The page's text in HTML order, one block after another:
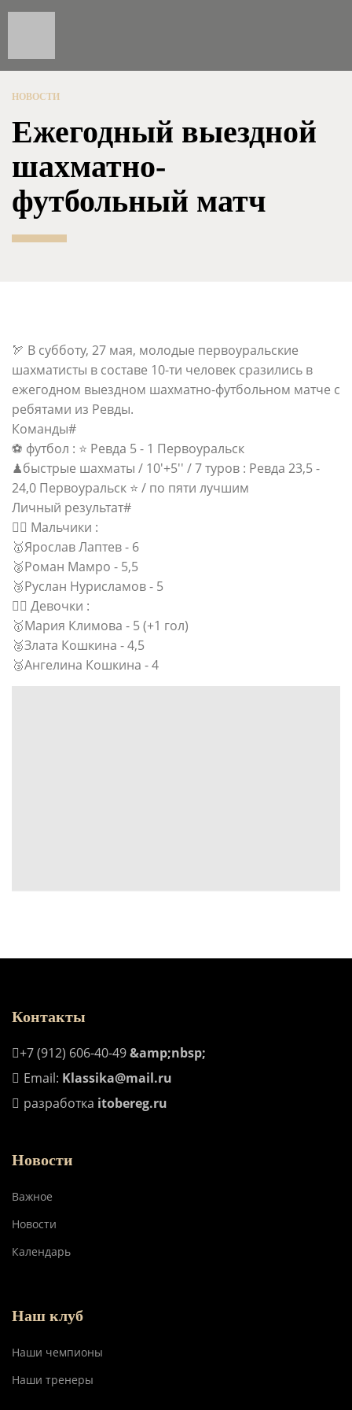
НОВОСТИ
Ежегодный выездной
шахматно-
футбольный матч
🏹 В субботу, 27 мая, молодые первоуральские
шахматисты в составе 10-ти человек сразились в
ежегодном выездном шахматно-футбольном матче с
ребятами из Ревды.
Команды#
⚽ футбол : ⭐ Ревда 5 - 1 Первоуральск
♟быстрые шахматы / 10'+5'' / 7 туров : Ревда 23,5 -
24,0 Первоуральск ⭐ / по пяти лучшим
Личный результат#
🏃‍♂ Мальчики :
🥇Ярослав Лаптев - 6
🥈Роман Мамро - 5,5
🥉Руслан Нурисламов - 5
🏃‍♀ Девочки :
🥇Мария Климова - 5 (+1 гол)
🥈Злата Кошкина - 4,5
🥉Ангелина Кошкина - 4
Контакты
+7 (912) 606-40-49&amp;nbsp;
Email: Klassika@mail.ru
разработка itobereg.ru
Новости
Важное
Новости
Календарь
Наш клуб
Наши чемпионы
Наши тренеры